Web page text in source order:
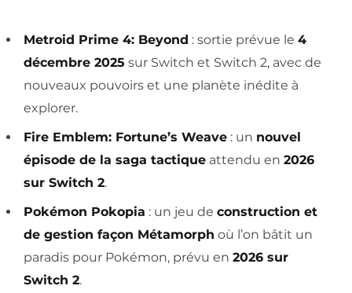
Metroid Prime 4: Beyond : sortie prévue le 4
décembre 2025 sur Switch et Switch 2, avec de
nouveaux pouvoirs et une planète inédite à
explorer.
Fire Emblem: Fortune’s Weave : un nouvel
épisode de la saga tactique attendu en 2026
sur Switch 2.
Pokémon Pokopia : un jeu de construction et
de gestion façon Métamorph où l’on bâtit un
paradis pour Pokémon, prévu en 2026 sur
Switch 2.